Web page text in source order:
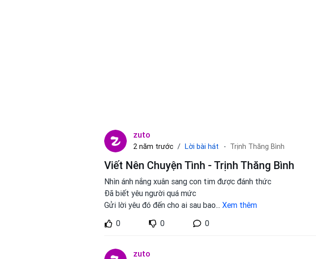
zuto
2 năm trước Lời bài hát Trịnh Thăng Bình
Viết Nên Chuyện Tình - Trịnh Thăng Bình
Nhìn ánh nắng xuân sang con tim được đánh thức
Đã biết yêu người quá mức
Gửi lời yêu đó đến cho ai sau bao... Xem thêm
0
0 0
zuto